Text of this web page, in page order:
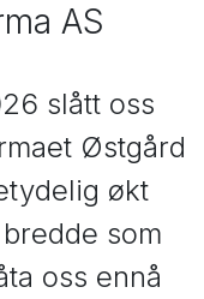
AS
slått oss
Østgård
økt
som
oss ennå